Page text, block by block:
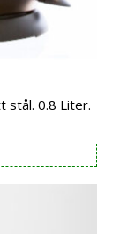
stål. 0.8 Liter.